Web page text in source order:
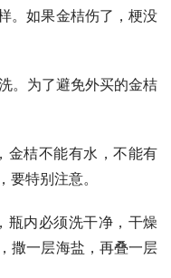
。如果金桔伤了，梗没
。为了避免外买的金桔
金桔不能有水，不能有
特别注意。
瓶内必须洗干净，干燥
撒一层海盐，再叠一层